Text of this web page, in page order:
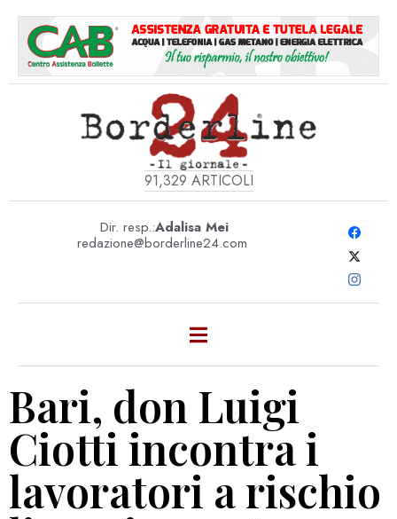
91,329 ARTICOLI
Dir. resp.:Adalisa Mei
redazione@borderline24.com
Bari, don Luigi
Ciotti incontra i
lavoratori a rischio